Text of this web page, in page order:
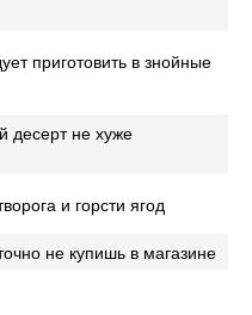
приготовить в знойные
десерт не хуже
и горсти ягод
не купишь в магазине